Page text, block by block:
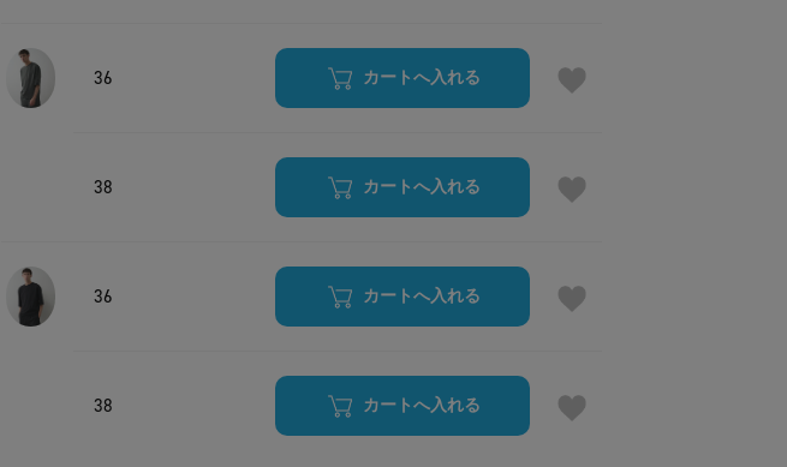
36 カートへ入れる
38 カートへ入れる
36 カートへ入れる
38 カートへ入れる